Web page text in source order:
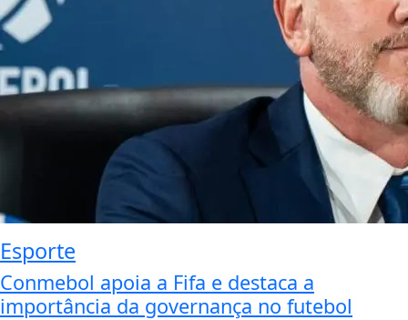
Esporte
Conmebol apoia a Fifa e destaca a
importância da governança no futebol